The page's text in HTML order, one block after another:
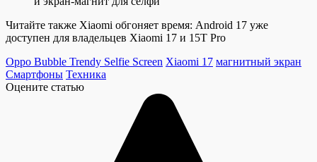
Читайте также Xiaomi обгоняет время: Android 17 уже
доступен для владельцев Xiaomi 17 и 15T Pro
Oppo Bubble Trendy Selfie Screen Xiaomi 17 магнитный экран
Смартфоны Техника
Оцените статью